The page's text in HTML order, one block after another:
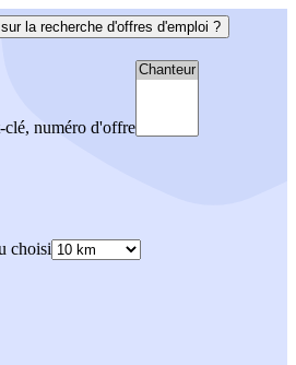
la recherche d'offres d'emploi ?
clé, numéro d'offre
choisi